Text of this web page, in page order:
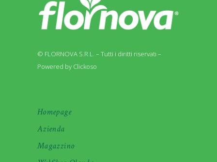
© FLORNOVA S.R.L. – Tutti i diritti riservati –
Powered by Clickoso
Homepage
Azienda
Magazzino